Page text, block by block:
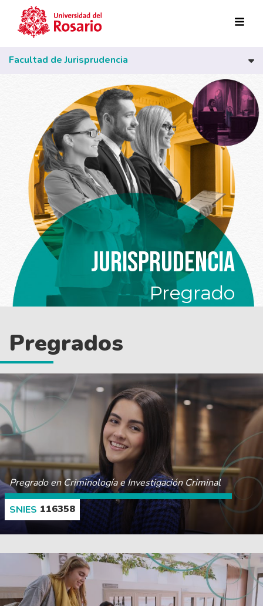
Pasar al contenido principal
Facultad de Jurisprudencia
JURISPRUDENCIA
Pregrado
Pregrados
Pregrado en Criminología e Investigación Criminal
116358
CONOCE MÁS